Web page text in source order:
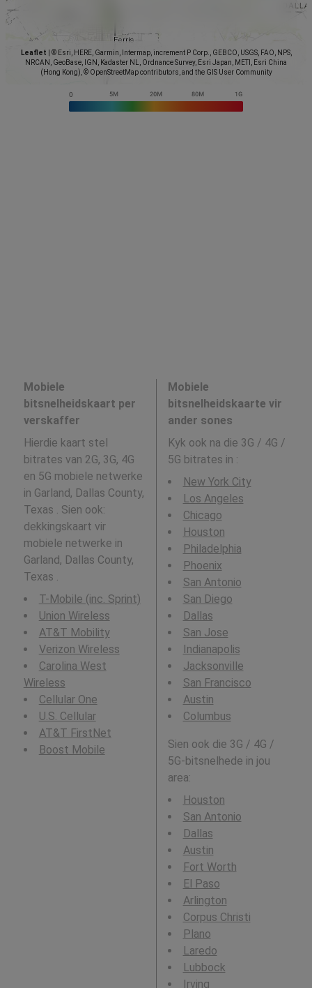
Leaflet
© Esri, HERE, Garmin, Intermap, increment P Corp., GEBCO, USGS, FAO, NPS,
NRCAN, GeoBase, IGN, Kadaster NL, Ordnance Survey, Esri Japan, METI, Esri China
(Hong Kong), © OpenStreetMap contributors, and the GIS User Community
Mobiele
bitsnelheidskaart per
verskaffer
Hierdie kaart stel
bitrates van 2G, 3G, 4G
en 5G mobiele netwerke
in Garland, Dallas County,
Texas . Sien ook:
dekkingskaart vir
mobiele netwerke in
Garland, Dallas County,
Texas .
T-Mobile (inc. Sprint)
Union Wireless
AT&T Mobility
Verizon Wireless
Carolina West
Wireless
Cellular One
U.S. Cellular
AT&T FirstNet
Boost Mobile
Mobiele
bitsnelheidskaarte vir
ander sones
Kyk ook na die 3G / 4G /
5G bitrates in :
New York City
Los Angeles
Chicago
Houston
Philadelphia
Phoenix
San Antonio
San Diego
Dallas
San Jose
Indianapolis
Jacksonville
San Francisco
Austin
Columbus
Sien ook die 3G / 4G /
5G-bitsnelhede in jou
area:
Houston
San Antonio
Dallas
Austin
Fort Worth
El Paso
Arlington
Corpus Christi
Plano
Laredo
Lubbock
Irving